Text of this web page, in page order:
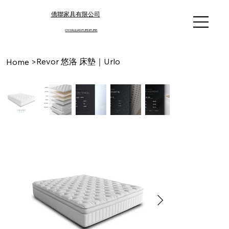
僑聯家具有限公司
CHYAULIAN FURNITURE​
Home >Revor 悠洛 床墊｜Urlo